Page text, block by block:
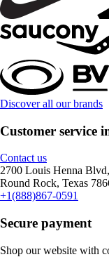
Discover all our brands
Customer service
Contact us
2700 Louis Henna
Round Rock, Texas
+1(888)867-0591
Secure payment
Shop our website with